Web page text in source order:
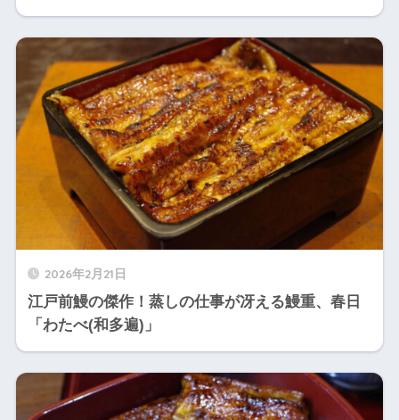
2026年2月21日
江戸前鰻の傑作！蒸しの仕事が冴える鰻重、春日
「わたべ(和多遍)」